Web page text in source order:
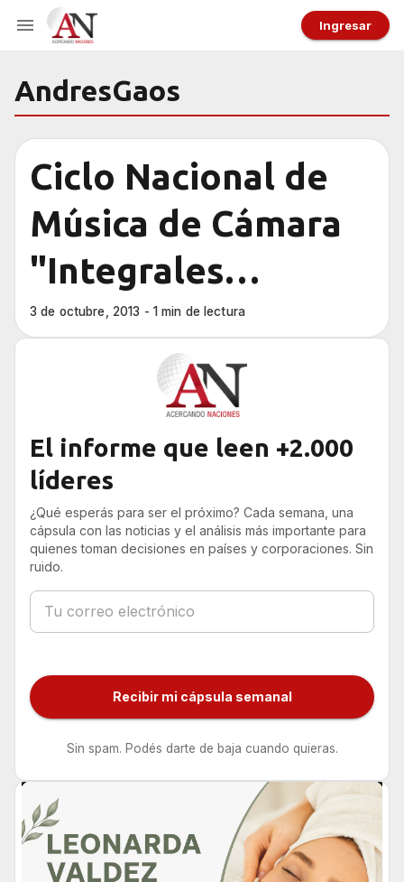
Ingresar
AndresGaos
Ciclo Nacional de
Música de Cámara
"Integrales
Argentinos"
3 de octubre, 2013 - 1 min de lectura
El informe que leen +2.000
líderes
¿Qué esperás para ser el próximo? Cada semana, una
cápsula con las noticias y el análisis más importante para
quienes toman decisiones en países y corporaciones. Sin
ruido.
Recibir mi cápsula semanal
Sin spam. Podés darte de baja cuando quieras.